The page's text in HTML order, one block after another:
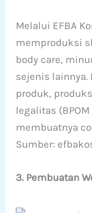
Melalui EFBA
memproduksi
body care,
sejenis lainnya.
produk,
legalitas
membuatnya
Sumber:
3. Pembuatan